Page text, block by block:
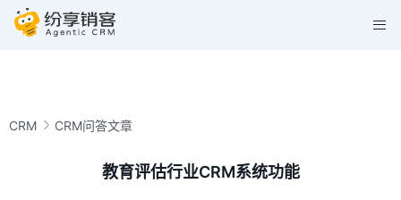
CRM CRM问答文章
教育评估行业CRM系统功能